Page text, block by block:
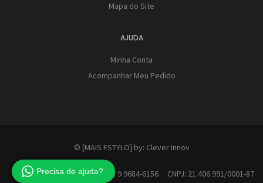
Mapa do Site
AJUDA
Minha Conta
Acompanhar Meu Pedido
© [MAIS ESTYLO] by: Clever Innov
Contato: (41) 9 9684-6156 CNPJ: 21.406.991/0001-87
Precisa de ajuda?